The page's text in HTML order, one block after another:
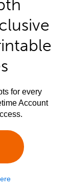
for every
Account